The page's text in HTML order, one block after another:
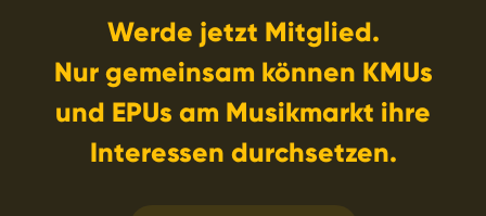
Werde jetzt Mitglied.
Nur gemeinsam können KMUs
und EPUs am Musikmarkt ihre
Interessen durchsetzen.